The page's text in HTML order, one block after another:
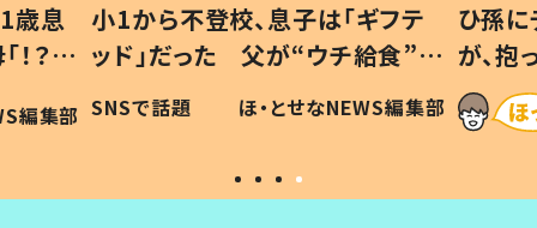
歳息
？」
編集部
小1から不登校、息子は「ギフテ
ッド」だった 父が“ウチ給食”を
作り続ける理由とは #令和の親
#令和の子
SNSで話題 ほ・とせなNEWS編集部
ひ孫
が、
「涙が
い」